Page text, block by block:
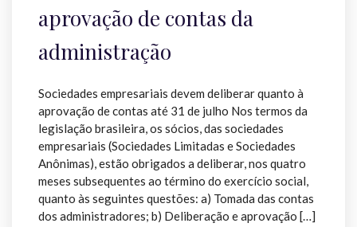
aprovação de contas da
administração
Sociedades empresariais devem deliberar quanto à
aprovação de contas até 31 de julho Nos termos da
legislação brasileira, os sócios, das sociedades
empresariais (Sociedades Limitadas e Sociedades
Anônimas), estão obrigados a deliberar, nos quatro
meses subsequentes ao término do exercício social,
quanto às seguintes questões: a) Tomada das contas
dos administradores; b) Deliberação e aprovação […]